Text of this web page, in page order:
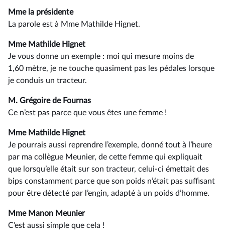
Mme la présidente
La parole est à Mme Mathilde Hignet.
Mme Mathilde Hignet
Je vous donne un exemple : moi qui mesure moins de
1,60 mètre, je ne touche quasiment pas les pédales lorsque
je conduis un tracteur.
M. Grégoire de Fournas
Ce n’est pas parce que vous êtes une femme !
Mme Mathilde Hignet
Je pourrais aussi reprendre l’exemple, donné tout à l’heure
par ma collègue Meunier, de cette femme qui expliquait
que lorsqu’elle était sur son tracteur, celui-ci émettait des
bips constamment parce que son poids n’était pas suffisant
pour être détecté par l’engin, adapté à un poids d’homme.
Mme Manon Meunier
C’est aussi simple que cela !